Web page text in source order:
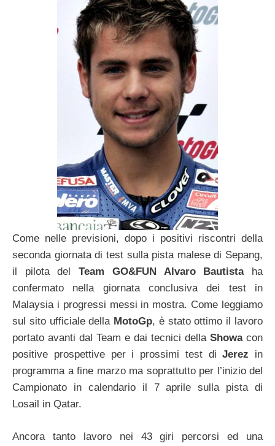
Come nelle previsioni, dopo i positivi riscontri della
seconda giornata di test sulla pista malese di Sepang,
il pilota delTeam GO&FUN Alvaro Bautistaha
confermato nella giornata conclusiva dei test in
Malaysia i progressi messi in mostra. Come leggiamo
sul sito ufficiale della MotoGp, è stato ottimo il lavoro
portato avanti dal Team e dai tecnici della Showacon
positive prospettive per i prossimi test diJerez in
programma a fine marzo ma soprattutto per l’inizio del
Campionato in calendario il 7 aprile sulla pista di
Losail in Qatar.
Ancora tanto lavoro nei 43 giri percorsi ed una